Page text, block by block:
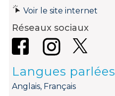
Voir le site internet
Réseaux sociaux
Langues parlées
Anglais, Français